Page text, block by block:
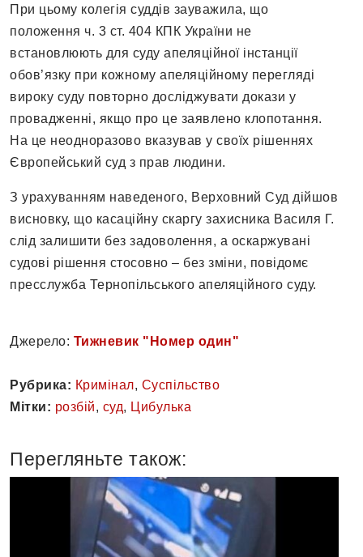
При цьому колегія суддів зауважила, що
положення ч. 3 ст. 404 КПК України не
встановлюють для суду апеляційної інстанції
обов’язку при кожному апеляційному перегляді
вироку суду повторно досліджувати докази у
провадженні, якщо про це заявлено клопотання.
На це неодноразово вказував у своїх рішеннях
Європейський суд з прав людини.
З урахуванням наведеного, Верховний Суд дійшов
висновку, що касаційну скаргу захисника Василя Г.
слід залишити без задоволення, а оскаржувані
судові рішення стосовно – без зміни, повідомє
пресслужба Тернопільського апеляційного суду.
Джерело: Тижневик "Номер один"
Рубрика: Кримінал, Суспільство
Мітки: розбій, суд, Цибулька
Перегляньте також: